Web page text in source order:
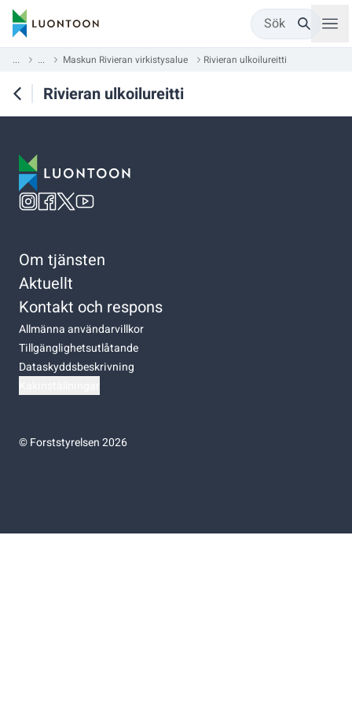
Sök
... ... Maskun Rivieran virkistysalue Rivieran ulkoilureitti
Rivieran ulkoilureitti
Om tjänsten
Aktuellt
Kontakt och respons
Allmänna användarvillkor
Tillgänglighetsutlåtande
Dataskyddsbeskrivning
©Forststyrelsen 2026